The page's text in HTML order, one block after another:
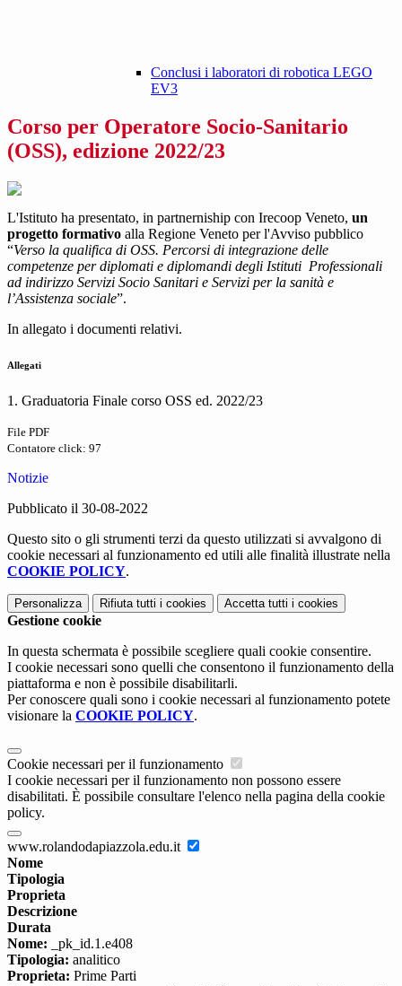
Conclusi i laboratori di robotica LEGO
EV3
Corso per Operatore Socio-Sanitario
(OSS), edizione 2022/23
L'Istituto ha presentato, in partnerniship con Irecoop Veneto, un
progetto formativo alla Regione Veneto per l'Avviso pubblico
“Verso la qualifica di OSS. Percorsi di integrazione delle
competenze per diplomati e diplomandi degli Istituti Professionali
ad indirizzo Servizi Socio Sanitari e Servizi per la sanità e
l’Assistenza sociale”.
In allegato i documenti relativi.
Allegati
1. Graduatoria Finale corso OSS ed. 2022/23
File PDF
Contatore click: 97
Notizie
Pubblicato il 30-08-2022
Questo sito o gli strumenti terzi da questo utilizzati si avvalgono di
cookie necessari al funzionamento ed utili alle finalità illustrate nella
COOKIE POLICY.
Personalizza Rifiuta tutti i cookies Accetta tutti i cookies
Gestione cookie
In questa schermata è possibile scegliere quali cookie consentire.
I cookie necessari sono quelli che consentono il funzionamento della
piattaforma e non è possibile disabilitarli.
Per conoscere quali sono i cookie necessari al funzionamento potete
visionare la COOKIE POLICY.
Cookie necessari per il funzionamento
I cookie necessari per il funzionamento non possono essere
disabilitati. È possibile consultare l'elenco nella pagina della cookie
policy.
www.rolandodapiazzola.edu.it
Nome
Tipologia
Proprieta
Descrizione
Durata
Nome: _pk_id.1.e408
Tipologia: analitico
Proprieta: Prime Parti